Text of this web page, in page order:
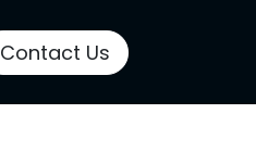
Contact Us